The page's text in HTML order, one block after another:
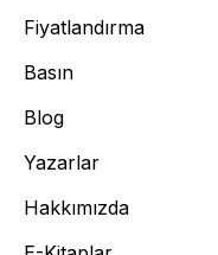
Fiyatlandırma
Basın
Blog
Yazarlar
Hakkımızda